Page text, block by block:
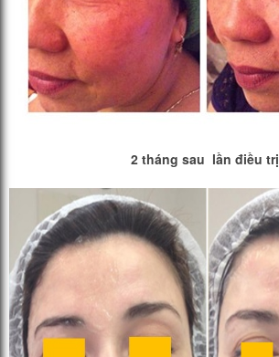
2 tháng sau lần điều trị